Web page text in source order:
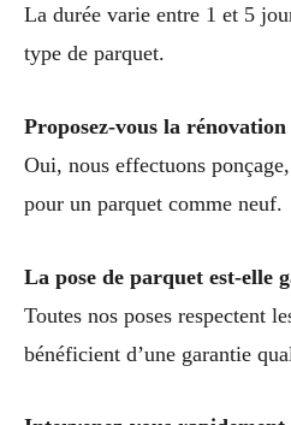
La durée varie entre 1 et 5
type de parquet.
Proposez-vous la
Oui, nous effectuons
pour un parquet comme neuf.
La pose de parquet est-elle
Toutes nos poses respectent
bénéficient d’une garantie